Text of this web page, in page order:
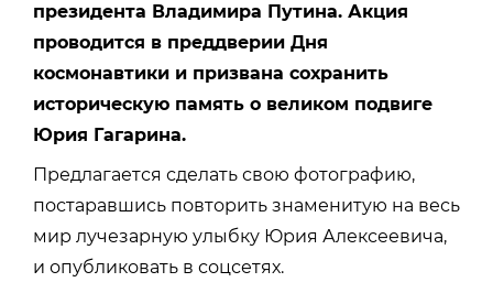
президента Владимира Путина. Акция
проводится в преддверии Дня
космонавтики и призвана сохранить
историческую память о великом подвиге
Юрия Гагарина.
Предлагается сделать свою фотографию,
постаравшись повторить знаменитую на весь
мир лучезарную улыбку Юрия Алексеевича,
и опубликовать в соцсетях.